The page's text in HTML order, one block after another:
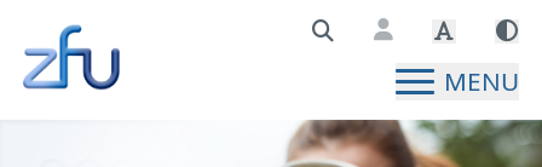
Zentralstelle für Fernunterricht Hauptseite
MENU